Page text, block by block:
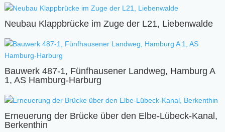
Neubau Klappbrücke im Zuge der L21, Liebenwalde
Bauwerk 487-1, Fünfhausener Landweg, Hamburg A
1, AS Hamburg-Harburg
Erneuerung der Brücke über den Elbe-Lübeck-Kanal,
Berkenthin